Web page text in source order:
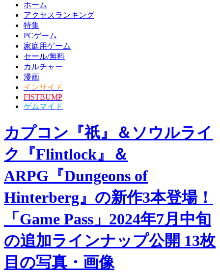
ホーム
アクセスランキング
特集
PCゲーム
家庭用ゲーム
セール/無料
カルチャー
漫画
インサイド
FISTBUMP
ゲムマイド
カプコン『祇』＆ソウルライ
ク『Flintlock』＆
ARPG『Dungeons of
Hinterberg』の新作3本登場！
「Game Pass」2024年7月中旬
の追加ラインナップ公開 13枚
目の写真・画像